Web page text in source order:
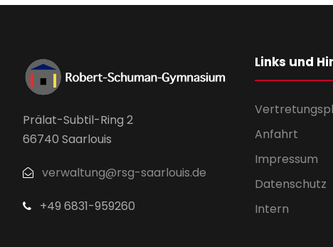
Prälat-Subtil-Ring 2
66740 Saarlouis
verwaltung@rsg-saarlouis.de
+49 6831-959260
Links und
Anfahrt
Impressum
Datenschutz
Intern